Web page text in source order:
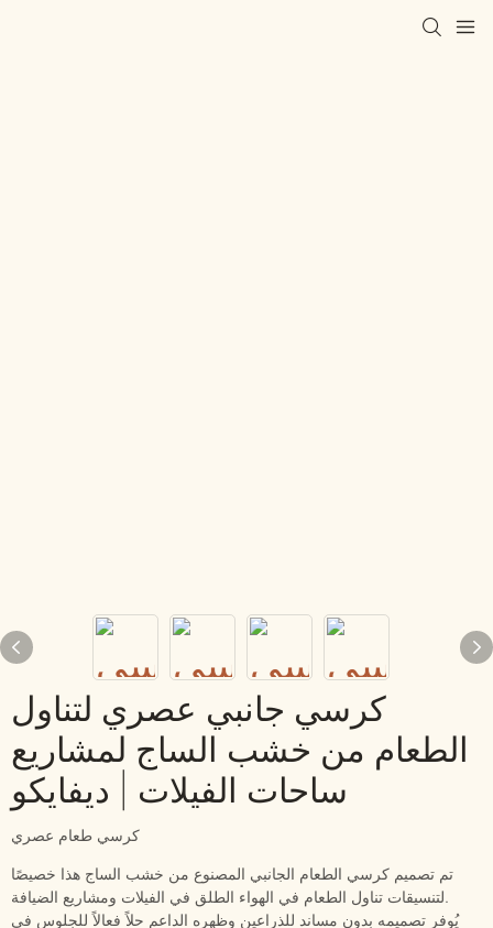
كرسي جانبي عصري لتناول
الطعام من خشب الساج لمشاريع
ساحات الفيلات | ديفايكو
كرسي طعام عصري
تم تصميم كرسي الطعام الجانبي المصنوع من خشب الساج هذا خصيصًا
لتنسيقات تناول الطعام في الهواء الطلق في الفيلات ومشاريع الضيافة.
يُوفر تصميمه بدون مساند للذراعين وظهره الداعم حلاً فعالاً للجلوس في